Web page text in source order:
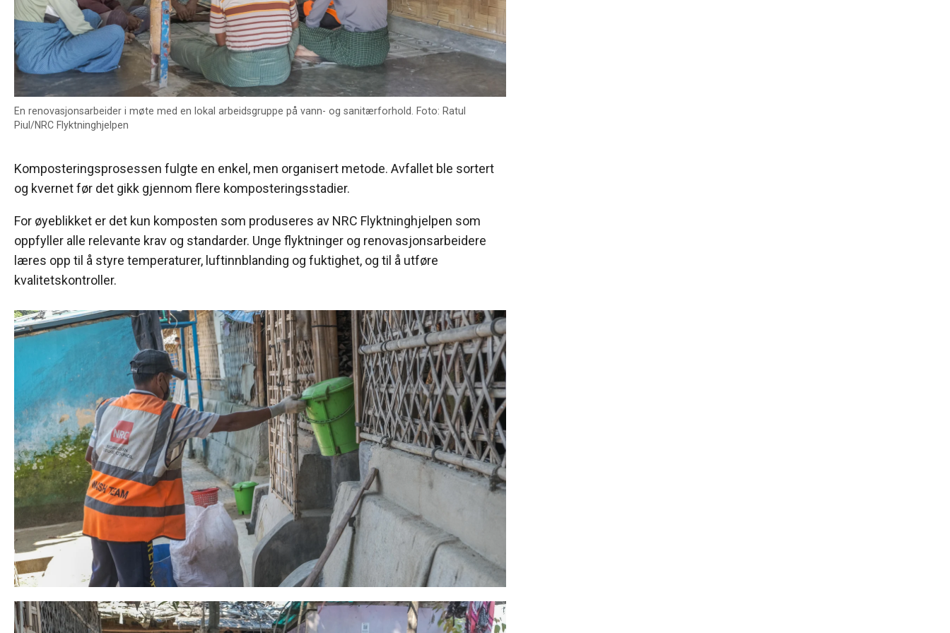
En renovasjonsarbeider i møte med en lokal arbeidsgruppe på vann- og sanitærforhold. Foto: Ratul
Piul/NRC Flyktninghjelpen
Komposteringsprosessen fulgte en enkel, men organisert metode. Avfallet ble sortert
og kvernet før det gikk gjennom flere komposteringsstadier.
For øyeblikket er det kun komposten som produseres av NRC Flyktninghjelpen som
oppfyller alle relevante krav og standarder. Unge flyktninger og renovasjonsarbeidere
læres opp til å styre temperaturer, luftinnblanding og fuktighet, og til å utføre
kvalitetskontroller.